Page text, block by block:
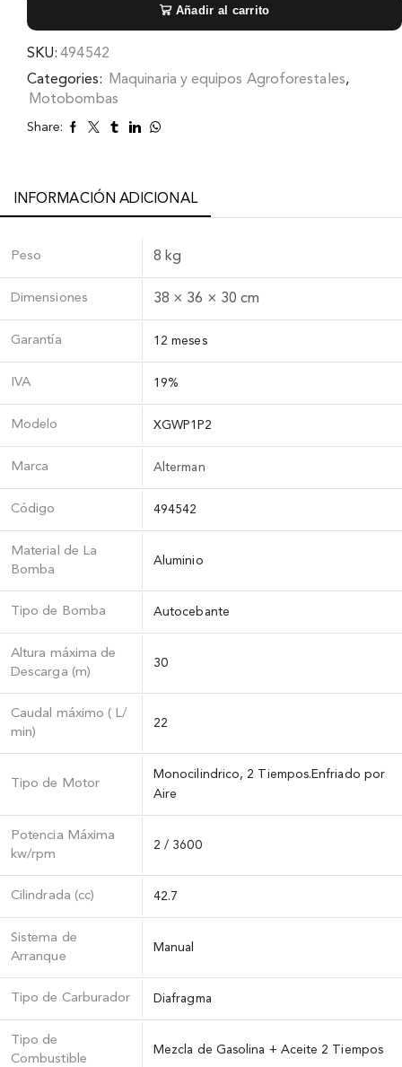
Añadir al carrito
SKU: 494542
Categories:
Maquinaria y equipos Agroforestales,
Motobombas
Share:
INFORMACIÓN ADICIONAL
Peso 8 kg
Dimensiones 38 × 36 × 30 cm
Garantía 12 meses
IVA 19%
Modelo XGWP1P2
Marca Alterman
Código 494542
Material de La
Bomba
Aluminio
Tipo de Bomba Autocebante
Altura máxima de
Descarga (m)
30
Caudal máximo ( L/
min)
22
Tipo de Motor
Monocilindrico, 2 Tiempos.Enfriado por
Aire
Potencia Máxima
kw/rpm
2 / 3600
Cilindrada (cc) 42.7
Sistema de
Arranque
Manual
Tipo de Carburador Diafragma
Tipo de
Combustible
Mezcla de Gasolina + Aceite 2 Tiempos